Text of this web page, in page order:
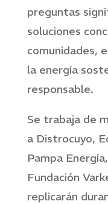
preguntas
soluciones
comunidades,
la energía
responsable.
Se trabaja de
a Distrocuyo,
Pampa
Fundación
replicarán